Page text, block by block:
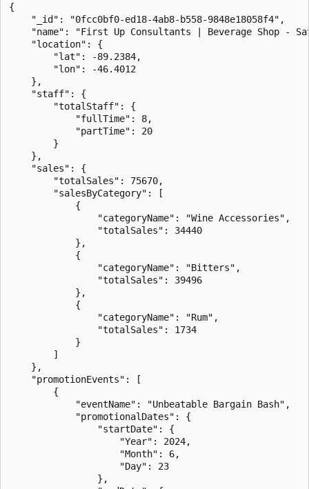
{
    "_id": "0fcc0bf0-ed18-4ab8-b558-9848e18058f4",
"name": "First Up Consultants | Beverage Shop -
    "location": {
        "lat": -89.2384,
        "lon": -46.4012
    },
    "staff": {
        "totalStaff": {
            "fullTime": 8,
            "partTime": 20
        }
    },
    "sales": {
        "totalSales": 75670,
        "salesByCategory": [
            {
                "categoryName": "Wine Accessories",
                "totalSales": 34440
            },
            {
                "categoryName": "Bitters",
                "totalSales": 39496
            },
            {
                "categoryName": "Rum",
                "totalSales": 1734
            }
        ]
    },
    "promotionEvents": [
        {
            "eventName": "Unbeatable Bargain Bash",
            "promotionalDates": {
                "startDate": {
                    "Year": 2024,
                    "Month": 6,
                    "Day": 23
                },